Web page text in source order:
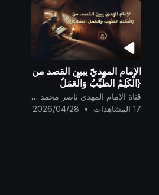
الإمام المهديّ يبين القصد من
{الْكَلِمُ الطَّيِّبُ وَالْعَمَلُ
الصَّالِحُ} ..
قناة الامام المهدي ناصر محمد اليماني
17 المشاهدات
•
2026/04/28